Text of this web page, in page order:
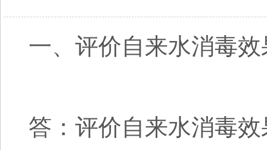
一、评价自来水消毒
答：评价自来水消毒